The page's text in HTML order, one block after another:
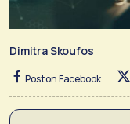
Dimitra Skoufos
Post on Facebook